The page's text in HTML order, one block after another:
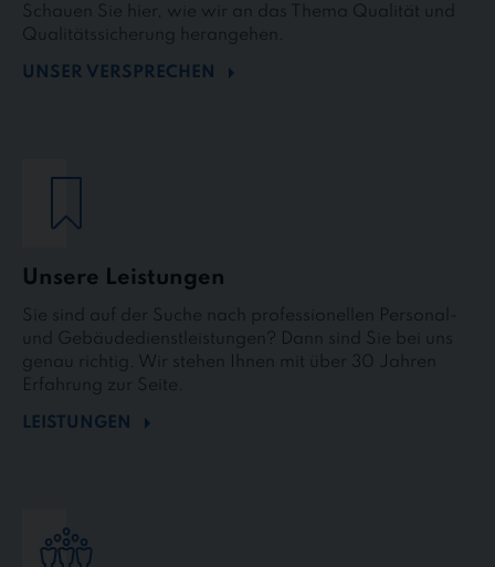
Schauen Sie hier, wie wir an das Thema Qualität und
Qualitätssicherung herangehen.
UNSER VERSPRECHEN
Unsere Leistungen
Sie sind auf der Suche nach professionellen Personal-
und Gebäudedienstleistungen? Dann sind Sie bei uns
genau richtig. Wir stehen Ihnen mit über 30 Jahren
Erfahrung zur Seite.
LEISTUNGEN